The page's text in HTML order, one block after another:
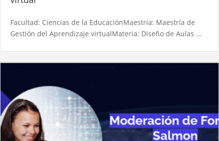
Facultad: Ciencias de la EducaciónMaestría: Maestría de
Gestión del Aprendizaje virtualMateria: Diseño de Aulas ...